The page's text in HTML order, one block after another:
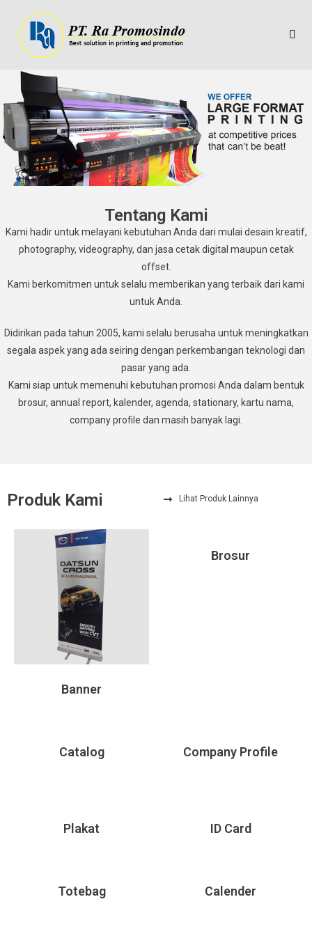
Tentang Kami
Kami hadir untuk melayani kebutuhan Anda dari mulai desain kreatif,
photography, videography, dan jasa cetak digital maupun cetak
offset.
Kami berkomitmen untuk selalu memberikan yang terbaik dari kami
untuk Anda.
Didirikan pada tahun 2005, kami selalu berusaha untuk meningkatkan
segala aspek yang ada seiring dengan perkembangan teknologi dan
pasar yang ada.
Kami siap untuk memenuhi kebutuhan promosi Anda dalam bentuk
brosur, annual report, kalender, agenda, stationary, kartu nama,
company profile dan masih banyak lagi.
Produk Kami Lihat Produk Lainnya
Banner
Brosur
Catalog Company Profile
Plakat ID Card
Totebag Calender